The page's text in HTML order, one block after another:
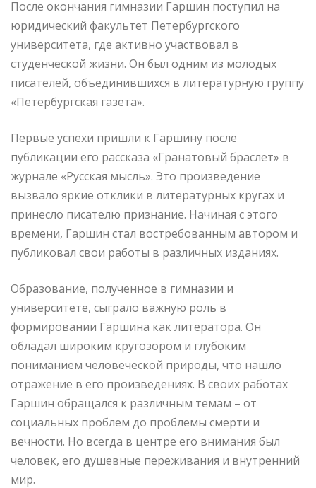
После окончания гимназии Гаршин поступил на
юридический факультет Петербургского
университета, где активно участвовал в
студенческой жизни. Он был одним из молодых
писателей, объединившихся в литературную группу
«Петербургская газета».
Первые успехи пришли к Гаршину после
публикации его рассказа «Гранатовый браслет» в
журнале «Русская мысль». Это произведение
вызвало яркие отклики в литературных кругах и
принесло писателю признание. Начиная с этого
времени, Гаршин стал востребованным автором и
публиковал свои работы в различных изданиях.
Образование, полученное в гимназии и
университете, сыграло важную роль в
формировании Гаршина как литератора. Он
обладал широким кругозором и глубоким
пониманием человеческой природы, что нашло
отражение в его произведениях. В своих работах
Гаршин обращался к различным темам – от
социальных проблем до проблемы смерти и
вечности. Но всегда в центре его внимания был
человек, его душевные переживания и внутренний
мир.